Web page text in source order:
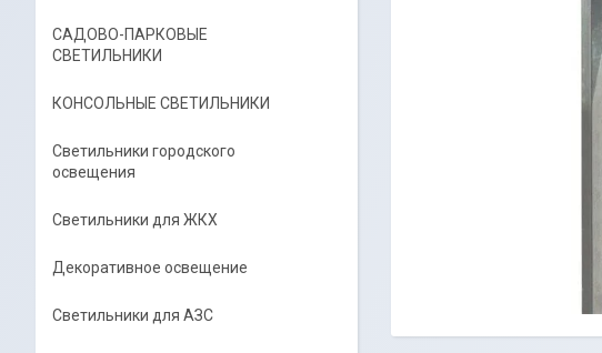
САДОВО-ПАРКОВЫЕ
СВЕТИЛЬНИКИ
КОНСОЛЬНЫЕ СВЕТИЛЬНИКИ
Светильники городского
освещения
Светильники для ЖКХ
Декоративное освещение
Светильники для АЗС